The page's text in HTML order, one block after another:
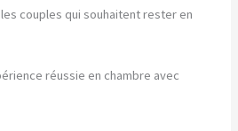
couples qui souhaitent rester en
réussie en chambre avec